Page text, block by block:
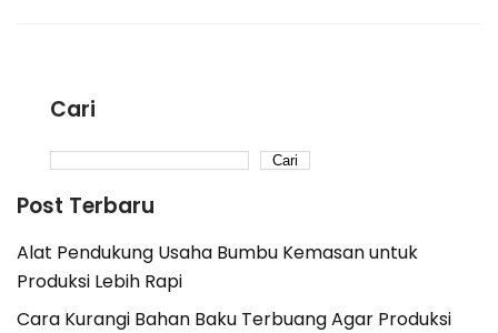
Cari
Cari
Post Terbaru
Alat Pendukung Usaha Bumbu Kemasan untuk
Produksi Lebih Rapi
Cara Kurangi Bahan Baku Terbuang Agar Produksi